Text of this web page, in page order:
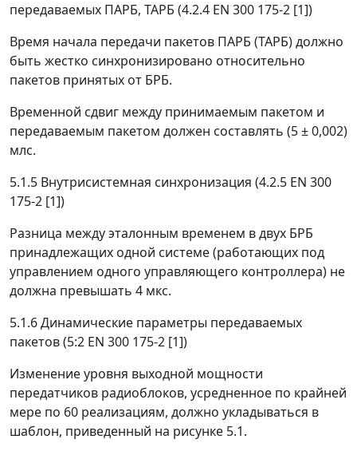
передаваемых ПАРБ, ТАРБ (4.2.4 EN 300 175-2 [1])
Время начала передачи пакетов ПАРБ (ТАРБ) должно
быть жестко синхронизировано относительно
пакетов принятых от БРБ.
Временной сдвиг между принимаемым пакетом и
передаваемым пакетом должен составлять (5 ± 0,002)
млс.
5.1.5 Внутрисистемная синхронизация (4.2.5 EN 300
175-2 [1])
Разница между эталонным временем в двух БРБ
принадлежащих одной системе (работающих под
управлением одного управляющего контроллера) не
должна превышать 4 мкс.
5.1.6 Динамические параметры передаваемых
пакетов (5:2 EN 300 175-2 [1])
Изменение уровня выходной мощности
передатчиков радиоблоков, усредненное по крайней
мере по 60 реализациям, должно укладываться в
шаблон, приведенный на рисунке 5.1.